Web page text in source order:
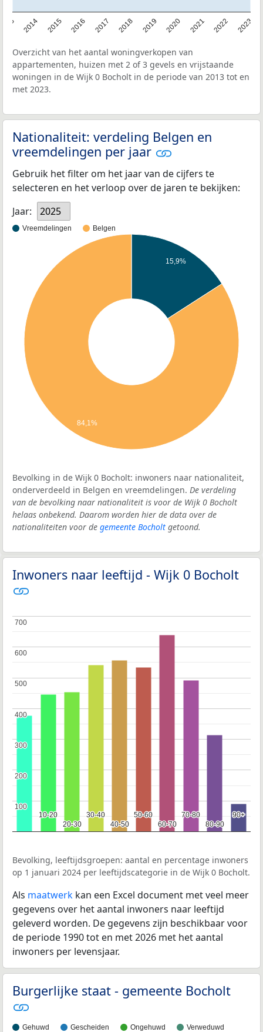
2014 2015 2016 2017 2018 2019 2020 2021 2022 2023
Overzicht van het aantal woningverkopen van
appartementen, huizen met 2 of 3 gevels en vrijstaande
woningen in de Wijk 0 Bocholt in de periode van 2013 tot en
met 2023.
Nationaliteit: verdeling Belgen en
vreemdelingen per jaar
Gebruik het filter om het jaar van de cijfers te
selecteren en het verloop over de jaren te bekijken:
Jaar:
2025
Vreemdelingen Belgen
15,9%
84,1%
Bevolking in de Wijk 0 Bocholt: inwoners naar nationaliteit,
onderverdeeld in Belgen en vreemdelingen. De verdeling
van de bevolking naar nationaliteit is voor de Wijk 0 Bocholt
helaas onbekend. Daarom worden hier de data over de
nationaliteiten voor de gemeente Bocholt getoond.
Inwoners naar leeftijd - Wijk 0 Bocholt
10-20
10-20
20-30
20-30
30-40
30-40
40-50
40-50
50-60
50-60
60-70
60-70
70-80
70-80
80-90
80-90
90+
90+
100
100
200
200
300
300
400
400
500
500
600
600
700
700
Bevolking, leeftijdsgroepen: aantal en percentage inwoners
op 1 januari 2024 per leeftijdscategorie in de Wijk 0 Bocholt.
Als maatwerk kan een Excel document met veel meer
gegevens over het aantal inwoners naar leeftijd
geleverd worden. De gegevens zijn beschikbaar voor
de periode 1990 tot en met 2026 met het aantal
inwoners per levensjaar.
Burgerlijke staat - gemeente Bocholt
Gehuwd Gescheiden Ongehuwd Verweduwd